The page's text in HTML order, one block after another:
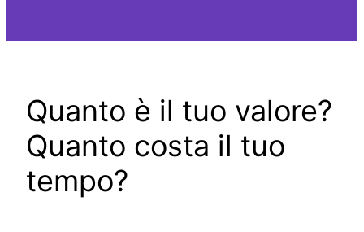
Quanto è il tuo valore?
Quanto costa il tuo
tempo?